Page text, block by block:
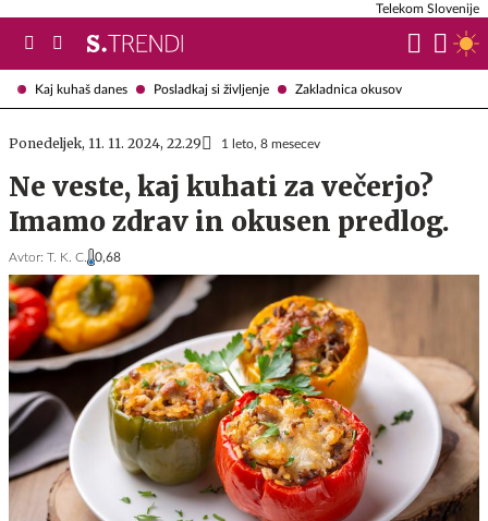
Kaj kuhaš danes Posladkaj si življenje Zakladnica okusov
Telekom Slovenije
Ponedeljek, 11. 11. 2024, 22.29 1 leto, 8 mesecev
Ne veste, kaj kuhati za večerjo?
Imamo zdrav in okusen predlog.
Avtor: T. K. C. 0,68